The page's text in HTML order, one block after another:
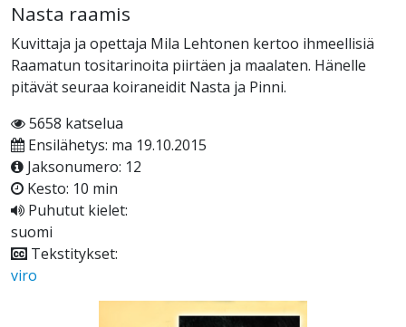
Nasta raamis
Kuvittaja ja opettaja Mila Lehtonen kertoo ihmeellisiä
Raamatun tositarinoita piirtäen ja maalaten. Hänelle
pitävät seuraa koiraneidit Nasta ja Pinni.
5658 katselua
Ensilähetys: ma 19.10.2015
Jaksonumero: 12
Kesto: 10 min
Puhutut kielet:
suomi
Tekstitykset:
viro